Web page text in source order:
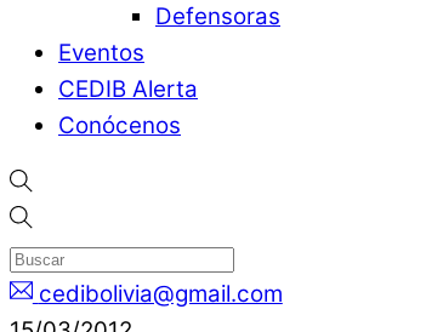
Defensoras
Eventos
CEDIB Alerta
Conócenos
cedibolivia@gmail.com